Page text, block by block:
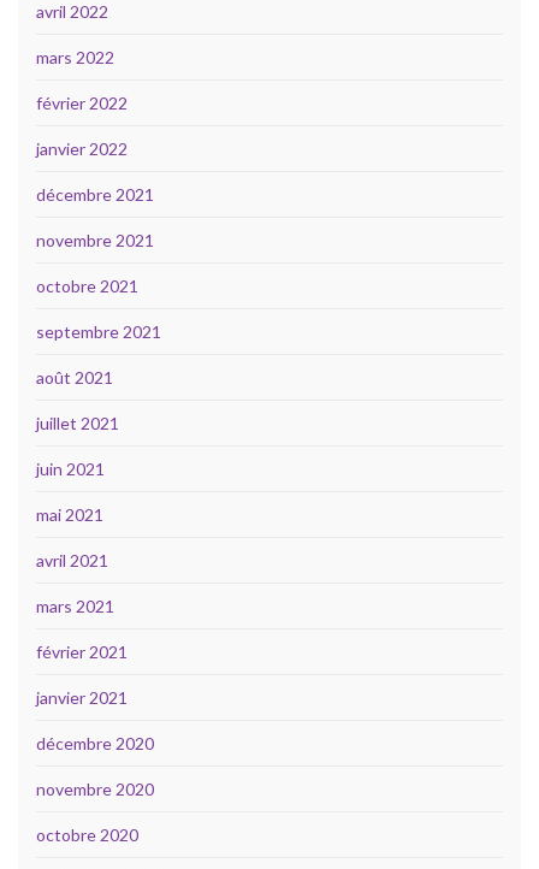
avril 2022
mars 2022
février 2022
janvier 2022
décembre 2021
novembre 2021
octobre 2021
septembre 2021
août 2021
juillet 2021
juin 2021
mai 2021
avril 2021
mars 2021
février 2021
janvier 2021
décembre 2020
novembre 2020
octobre 2020